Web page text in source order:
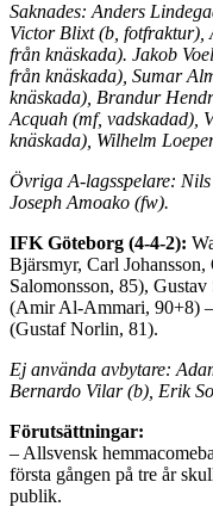
Saknades:Anders
Victor Blixt (b, fotfraktur),
från knäskada). Jakob
från knäskada), Sumar
knäskada), Brandur
Acquah (mf, vadskadad),
knäskada), Wilhelm
Övriga A-lagsspelare:
Joseph Amoako (fw).
IFK Göteborg (4-4-2):
Bjärsmyr, Carl
Salomonsson, 85),
(Amir Al-Ammari, 90+8)
(Gustaf Norlin, 81).
Ej använda avbytare:
Bernardo Vilar (b), Erik
Förutsättningar:
– Allsvensk
första gången på tre år
publik.